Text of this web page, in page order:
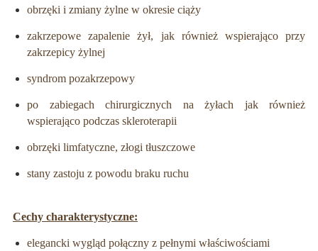
obrzęki i zmiany żylne w okresie ciąży
zakrzepowe zapalenie żył, jak również wspierająco przy
zakrzepicy żylnej
syndrom pozakrzepowy
po zabiegach chirurgicznych na żyłach jak również
wspierająco podczas skleroterapii
obrzęki limfatyczne, złogi tłuszczowe
stany zastoju z powodu braku ruchu
Cechy charakterystyczne:
elegancki wygląd połączny z pełnymi właściwościami